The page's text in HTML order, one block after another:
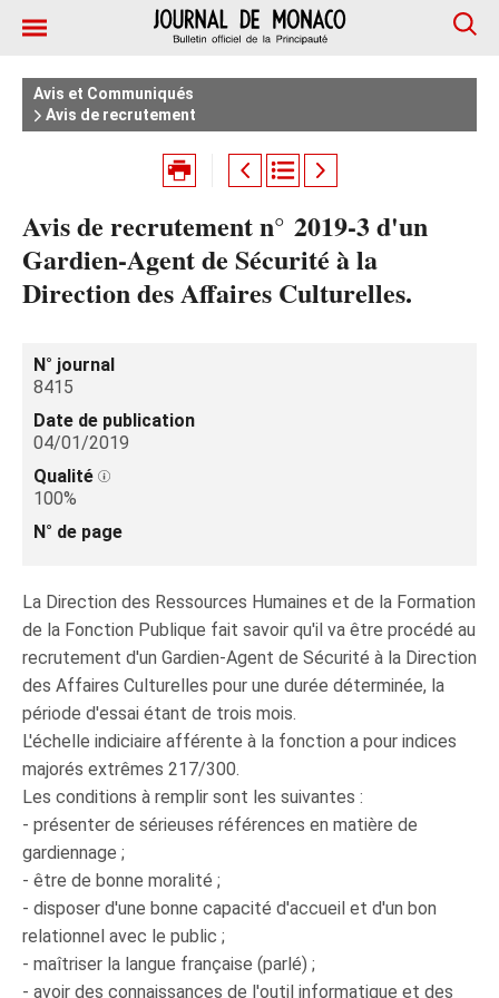
Avis et Communiqués
Avis de recrutement
Avis de recrutement n° 2019-3 d'un
Gardien-Agent de Sécurité à la
Direction des Affaires Culturelles.
N° journal
8415
Date de publication
04/01/2019
Qualité
100%
N° de page
La Direction des Ressources Humaines et de la Formation
de la Fonction Publique fait savoir qu'il va être procédé au
recrutement d'un Gardien-Agent de Sécurité à la Direction
des Affaires Culturelles pour une durée déterminée, la
période d'essai étant de trois mois.
L'échelle indiciaire afférente à la fonction a pour indices
majorés extrêmes 217/300.
Les conditions à remplir sont les suivantes :
- présenter de sérieuses références en matière de
gardiennage ;
- être de bonne moralité ;
- disposer d'une bonne capacité d'accueil et d'un bon
relationnel avec le public ;
- maîtriser la langue française (parlé) ;
- avoir des connaissances de l'outil informatique et des